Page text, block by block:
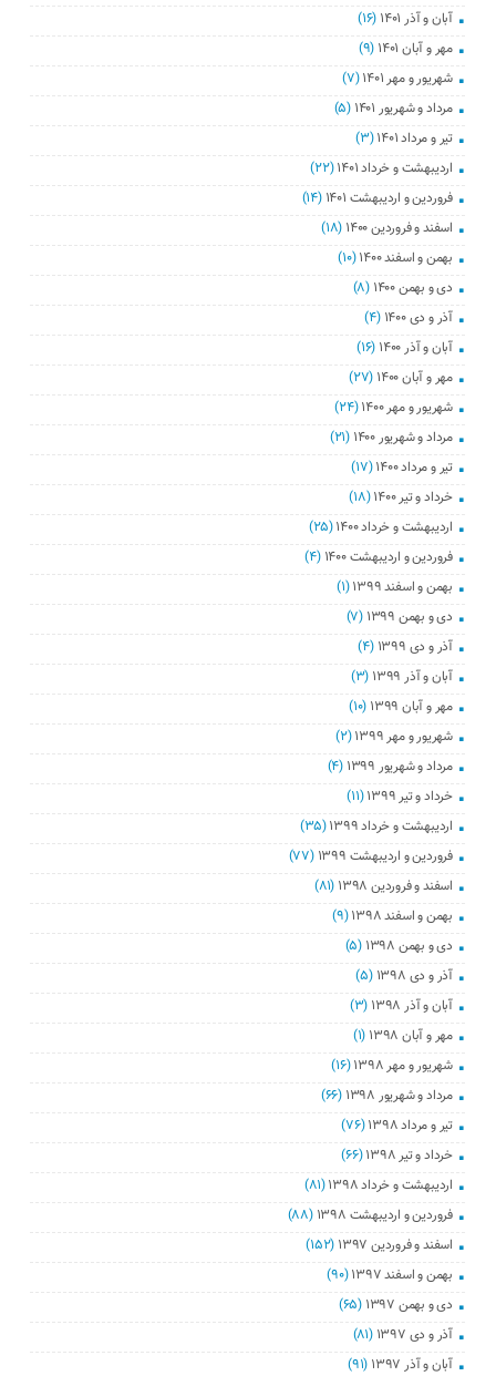
آبان و آذر ۱۴۰۱
(۱۶)
مهر و آبان ۱۴۰۱
(۹)
شهریور و مهر ۱۴۰۱
(۷)
مرداد و شهریور ۱۴۰۱
(۵)
تیر و مرداد ۱۴۰۱
(۳)
اردیبهشت و خرداد ۱۴۰۱
(۲۲)
فروردین و اردیبهشت ۱۴۰۱
(۱۴)
اسفند و فروردین ۱۴۰۰
(۱۸)
بهمن و اسفند ۱۴۰۰
(۱۰)
دی و بهمن ۱۴۰۰
(۸)
آذر و دی ۱۴۰۰
(۴)
آبان و آذر ۱۴۰۰
(۱۶)
مهر و آبان ۱۴۰۰
(۲۷)
شهریور و مهر ۱۴۰۰
(۲۴)
مرداد و شهریور ۱۴۰۰
(۲۱)
تیر و مرداد ۱۴۰۰
(۱۷)
خرداد و تیر ۱۴۰۰
(۱۸)
اردیبهشت و خرداد ۱۴۰۰
(۲۵)
فروردین و اردیبهشت ۱۴۰۰
(۴)
بهمن و اسفند ۱۳۹۹
(۱)
دی و بهمن ۱۳۹۹
(۷)
آذر و دی ۱۳۹۹
(۴)
آبان و آذر ۱۳۹۹
(۳)
مهر و آبان ۱۳۹۹
(۱۰)
شهریور و مهر ۱۳۹۹
(۲)
مرداد و شهریور ۱۳۹۹
(۴)
خرداد و تیر ۱۳۹۹
(۱۱)
اردیبهشت و خرداد ۱۳۹۹
(۳۵)
فروردین و اردیبهشت ۱۳۹۹
(۷۷)
اسفند و فروردین ۱۳۹۸
(۸۱)
بهمن و اسفند ۱۳۹۸
(۹)
دی و بهمن ۱۳۹۸
(۵)
آذر و دی ۱۳۹۸
(۵)
آبان و آذر ۱۳۹۸
(۳)
مهر و آبان ۱۳۹۸
(۱)
شهریور و مهر ۱۳۹۸
(۱۶)
مرداد و شهریور ۱۳۹۸
(۶۶)
تیر و مرداد ۱۳۹۸
(۷۶)
خرداد و تیر ۱۳۹۸
(۶۶)
اردیبهشت و خرداد ۱۳۹۸
(۸۱)
فروردین و اردیبهشت ۱۳۹۸
(۸۸)
اسفند و فروردین ۱۳۹۷
(۱۵۲)
بهمن و اسفند ۱۳۹۷
(۹۰)
دی و بهمن ۱۳۹۷
(۶۵)
آذر و دی ۱۳۹۷
(۸۱)
آبان و آذر ۱۳۹۷
(۹۱)